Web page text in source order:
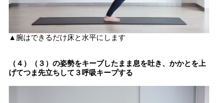
▲腕はできるだけ床と水平にします
（４）（３）の姿勢をキープしたまま息を吐き、かかとを上
げてつま先立ちして３呼吸キープする